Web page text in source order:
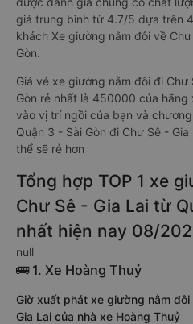
giá trung bình từ 4.7/5 dựa trên
khách Xe giường nằm đôi về
Gòn.
Giá vé xe giường nằm đôi đi
Gòn rẻ nhất là 450000 của hãng
vào vị trí ngồi của bạn và
Quận 3 - Sài Gòn đi Chư Sê -
thể sẽ rẻ hơn
Tổng hợp TOP 1 xe
Chư Sê - Gia Lai từ
nhất hiện nay 08/
null
🚌 1. Xe Hoàng Thuỷ
Giờ xuất phát xe giường nằm đôi
Gia Lai của nhà xe Hoàng Thuỷ